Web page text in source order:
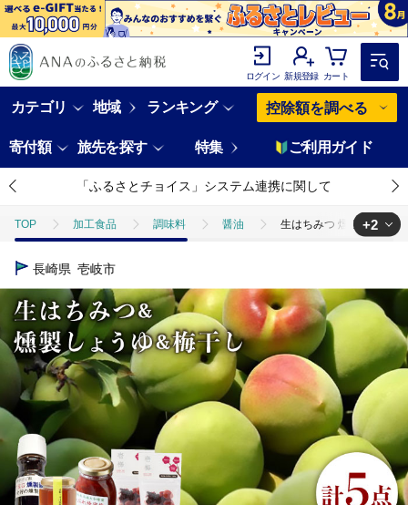
ログイン 新規登録 カート
カテゴリ 地域 ランキング 控除額を調べる
寄付額 旅先を探す 特集 ご利用ガイド
「ふるさとチョイス」システム連携に関して
TOP 加工食品 調味料 醤油 生はちみつ 燻製しょうゆ
TOP
加工食品 漬物・梅干 梅干し 生はちみつ 燻製
+2
長崎県 壱岐市